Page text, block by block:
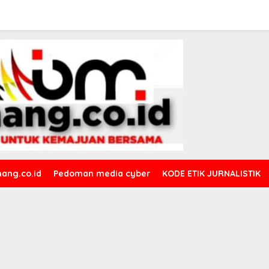
Pedoman media cyber KODE ETIK JURNALISTIK